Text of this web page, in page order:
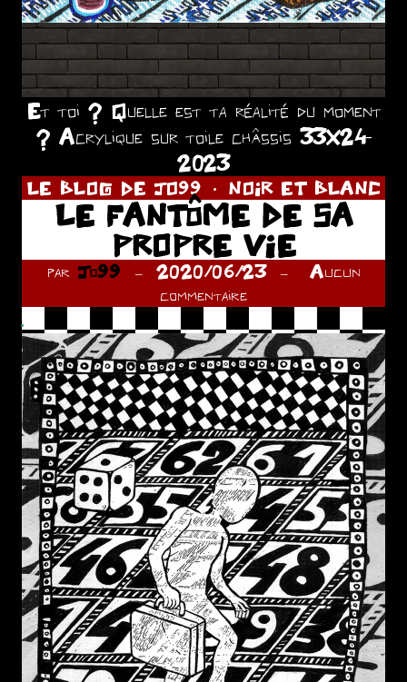
Et toi ? Quelle est ta réalité du moment
? Acrylique sur toile châssis 33X24-
2023
LE BLOG DE JO99 NOIR ET BLANC
LE FANTÔME DE SA
PROPRE VIE
par Jo99 2020/06/23
Aucun
commentaire
.